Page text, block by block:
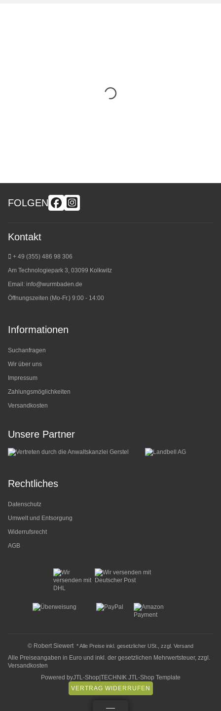
FOLGEN
Kontakt
+ 49 (355) 486 98 306
Am Technologiepark 3, 03099 Kolkwitz
Email: info@wurmbaden.de
Öffnungszeiten (Mo-Fr.) 9:00 - 14:00
Informationen
Suchanfragen
Wir über uns
Impressum
Zahlungsmöglichkeiten
Versandkosten
Unsere Partner
Rechtliches
Datenschutz
Umwelt und Entsorgung
Widerrufsrecht
AGB
© Robert Siewert* Alle Preise inkl. gesetzlicher USt., zzgl. Versand
Alle Preiseangaben in Euro und inkl. der gesetzlichen Mehrwertsteuer, zzgl.
Versandkosten
Powered byJTL-Shop TECHNIK JTL-Shop Template
VERTRAG WIDERRUFEN